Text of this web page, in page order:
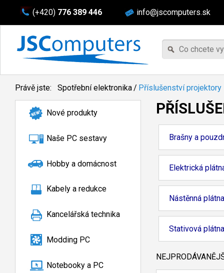
(+420) 776 389 446 info@jscomputers.sk
Právě jste: Spotřební elektronika/ Příslušenství projektory
Nové produkty
Naše PC sestavy
Hobby a domácnost
Kabely a redukce
Kancelářská technika
Modding PC
Notebooky a PC
Brašny a
Elektrická
Nástěnná plátna
Stativová plátna